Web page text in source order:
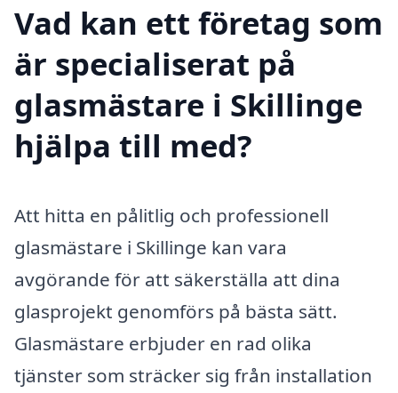
Vad kan ett företag som
är specialiserat på
glasmästare i Skillinge
hjälpa till med?
Att hitta en pålitlig och professionell
glasmästare i Skillinge kan vara
avgörande för att säkerställa att dina
glasprojekt genomförs på bästa sätt.
Glasmästare erbjuder en rad olika
tjänster som sträcker sig från installation